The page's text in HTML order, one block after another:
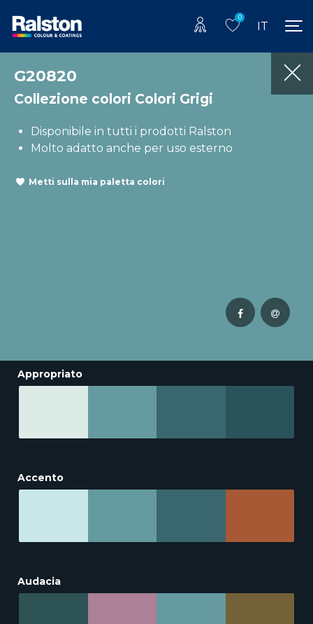
0
IT
G20820
Collezione colori Colori Grigi
Disponibile in tutti i prodotti Ralston
Molto adatto anche per uso esterno
Metti sulla mia paletta colori
Appropriato
Accento
Audacia